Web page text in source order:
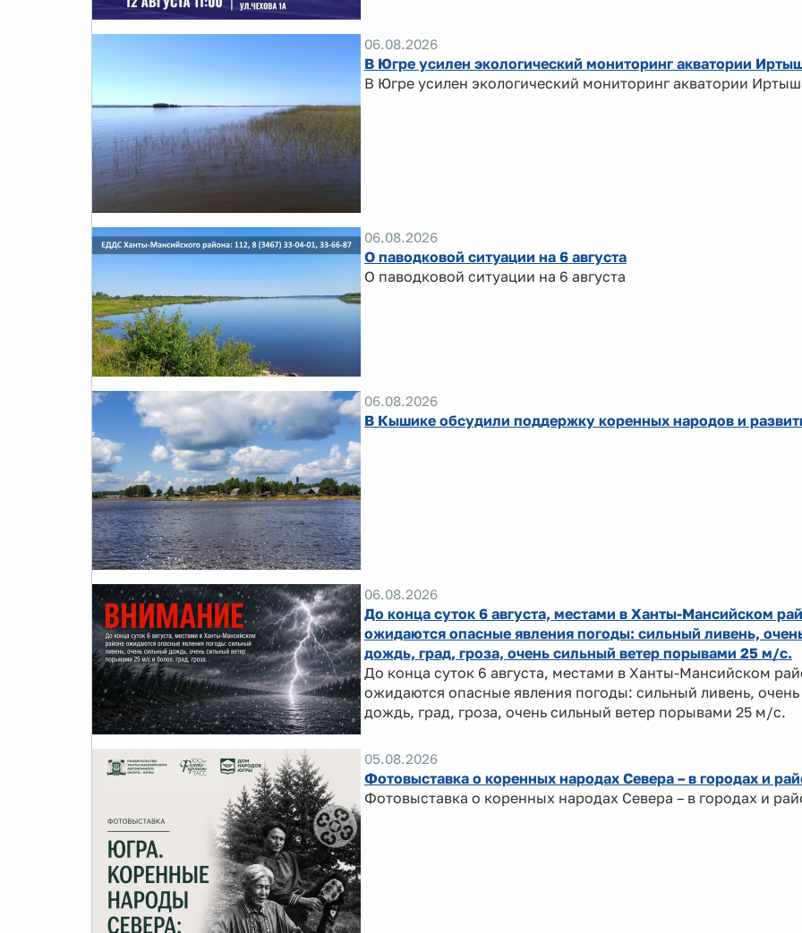
06.08.2026
В Югре усилен экологический мониторинг акватории
В Югре усилен экологический мониторинг акватории
06.08.2026
О паводковой ситуации на 6 августа
О паводковой ситуации на 6 августа
06.08.2026
В Кышике обсудили поддержку коренных народов и
06.08.2026
До конца суток 6 августа, местами в Ханты-Мансийском
ожидаются опасные явления погоды: сильный ливень,
дождь, град, гроза, очень сильный ветер порывами 25 м/с.
До конца суток 6 августа, местами в Ханты-Мансийском
ожидаются опасные явления погоды: сильный ливень,
дождь, град, гроза, очень сильный ветер порывами 25 м/с.
05.08.2026
Фотовыставка о коренных народах Севера – в городах и
Фотовыставка о коренных народах Севера – в городах и